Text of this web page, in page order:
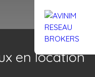
en location